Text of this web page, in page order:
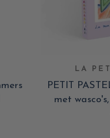
LA
PETIT
met